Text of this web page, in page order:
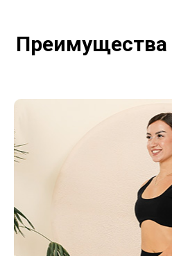
Преимущества